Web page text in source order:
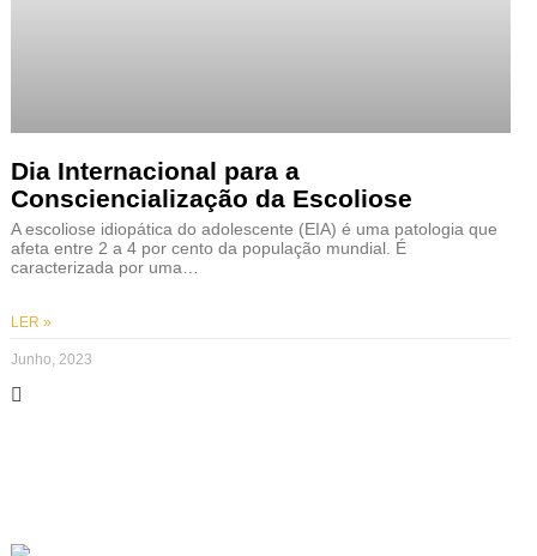
Dia Internacional para a
Consciencialização da Escoliose
A escoliose idiopática do adolescente (EIA) é uma patologia que
afeta entre 2 a 4 por cento da população mundial. É
caracterizada por uma…
LER »
Junho, 2023